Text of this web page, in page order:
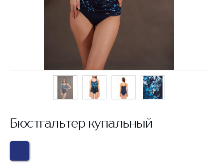
Бюстгальтер купальный